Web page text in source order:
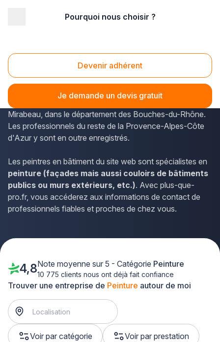
Pourquoi nous choisir ?
Devenir adhérent
Je demande un devis gratuit
Peinture Les Pennes-Mirabeau (13170)
Plus-que-pro.fr permet d'obtenir les horaires et les
coordonnées des peintres en bâtiment des Pennes-
Mirabeau, dans le département des Bouches-du-Rhône.
Les professionnels du reste de la Provence-Alpes-Côte
d'Azur y sont en outre enregistrés.
Les peintres en bâtiment du site web sont spécialistes en
peinture (façades mais aussi couloirs de bâtiments
publics ou murs extérieurs, etc.). Avec plus-que-
pro.fr, vous accéderez aux informations de contact de
professionnels fiables et proches de chez vous.
Trouver une entreprise de Peinture autour de moi
Voir par catégorie Voir par prestation
4,8Note moyenne sur 5 - Catégorie Peinture
10 775 clients nous ont déjà fait confiance